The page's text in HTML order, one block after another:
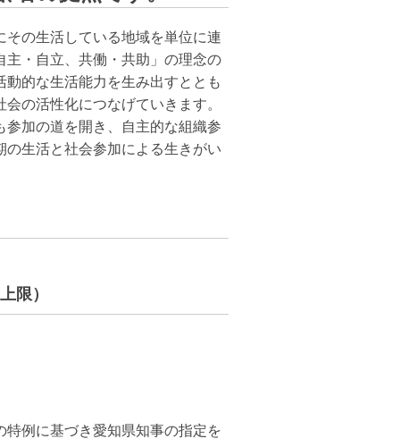
の生活している地域を単位に連
・自立、共働・共助」の理念の
的な生活能力を生み出すととも
の活性化につなげていきます。
加の道を開き、自主的な組織参
生活と社会参加による生きがい
限）
例に基づき愛知県知事の指定を